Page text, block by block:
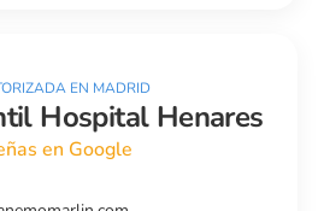
EN MADRID
Hospital Henares
en Google